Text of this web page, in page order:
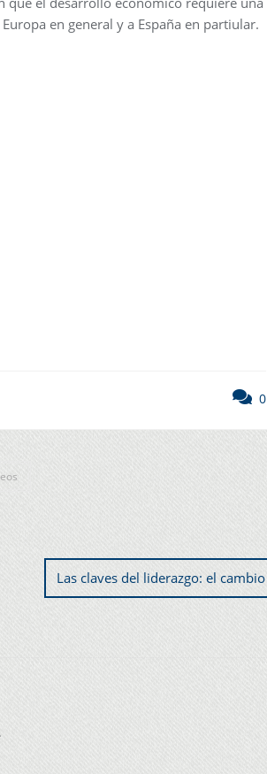
en general y a España en partiular.
0
Las claves del liderazgo: el cambio